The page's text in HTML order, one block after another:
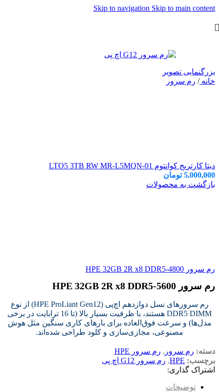
Skip to navigation Skip to main content
بزرگنمایی تصویر
خانه/ رم سرور
دیتا کارتریج کوانتوم LTO5 3TB RW MR-L5MQN-01
5,000,000 تومان
بازگشت به محصولات
رم سرور HPE 32GB 2R x8 DDR5‑4800
رم سرور HPE 32GB 2R x8 DDR5‑5600
رم سرورهای نسل دوازدهم اچ‌پی (HPE ProLiant Gen12) از نوع
DDR5 DIMM هستند، با ظرفیت بسیار بالا (تا 16 ترابایت در برخی
مدل‌ها) و سرعت فوق‌العاده برای بارهای کاری سنگین مثل هوش
مصنوعی، مجازی‌سازی و کلود طراحی شده‌اند.
دسته: رم سرور , رم سرور HPE
برچسب: HPE
, رم سرور G12 اچ پی
اشتراک گذاری:
توضیحات